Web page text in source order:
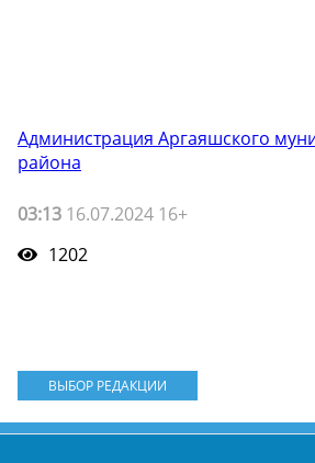
Администрация Аргаяшского
района
03:13 16.07.2024 16+
1202
ВЫБОР РЕДАКЦИИ